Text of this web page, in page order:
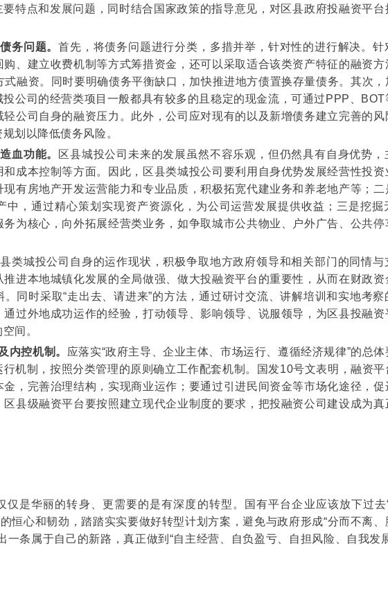
特点和发展问题，同时结合国家政策的指导意见，对区县政府投融资平台
务问题。首先，将债务问题进行分类，多措并举，针对性的进行解决。针
、建立收费机制等方式筹措资金，还可以采取适合该类资产特征的融资方
融资。同时要明确债务平衡缺口，加快推进地方债置换存量债务。其次
公司的经营类项目一般都具有较多的且稳定的现金流，可通过PPP、BOT
公司自身的融资压力。此外，公司应对现有的以及新增债务建立完善的风
划以降低债务风险。
血功能。
区县城投公司未来的发展虽然不容乐观，但仍然具有自身优势，
成本控制等方面。因此，区县类城投公司要利用自身优势发展经营性投
有房地产开发运营能力和专业品质，积极拓宽代建业务和养老地产等；二
中，通过精心策划实现资产资源化，为公司运营发展提供收益；三是挖掘
为核心，向外拓展经营类业务，如争取城市公共物业、户外广告、公共
类城投公司自身的运作现状，积极争取地方政府领导和相关部门的同情与
进本地城镇化发展的全局做强、做大投融资平台的重要性，从而在财政资
同时采取“走出去、请进来”的方法，通过研讨交流、讲解培训和实地考察
过外地成功运作的经验，打动领导、影响领导、说服领导，为区县投融资
间。
内控机制 。 应落实“政府主导、企业主体、市场运行、遵循经济规律”的总
机制，按照分类管理的原则确立工作配套机制。国发10号文表明，融资平
，完善治理结构，实现商业运作；要通过引进民间资金等市场化途径，促
县级融资平台要按照建立现代企业制度的要求，把投融资公司建设成为真
仅是华丽的转身、更需要的是有深度的转型。国有平台企业应该放下过去
恒心和韧劲，踏踏实实要做好转型计划方案，避免与政府形成“分而不离
一条属于自己的新路，真正做到“自主经营、自负盈亏、自担风险、自我发